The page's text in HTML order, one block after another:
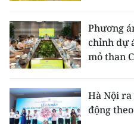
Phương
chỉnh dự
mỏ than
Hà Nội
động